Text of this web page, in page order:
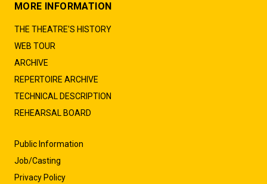
MORE INFORMATION
THE THEATRE'S HISTORY
WEB TOUR
ARCHIVE
REPERTOIRE ARCHIVE
TECHNICAL DESCRIPTION
REHEARSAL BOARD
Public Information
Job/Casting
Privacy Policy